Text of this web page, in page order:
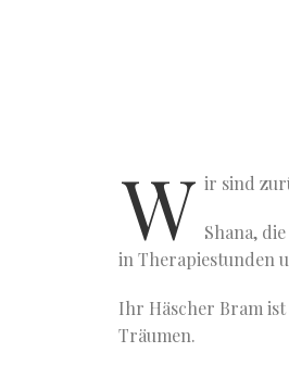
W ir sind
Shana,
in Therapiestunden
Ihr Häscher Bram
Träumen.